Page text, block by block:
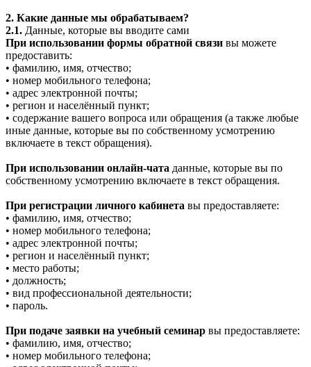
2. Какие данные мы обрабатываем?
2.1. Данные, которые вы вводите сами
При использовании формы обратной связи вы можете
предоставить:
• фамилию, имя, отчество;
• номер мобильного телефона;
• адрес электронной почты;
• регион и населённый пункт;
• содержание вашего вопроса или обращения (а также любые
иные данные, которые вы по собственному усмотрению
включаете в текст обращения).
При использовании онлайн-чата данные, которые вы по
собственному усмотрению включаете в текст обращения.
При регистрации личного кабинета вы предоставляете:
• фамилию, имя, отчество;
• номер мобильного телефона;
• адрес электронной почты;
• регион и населённый пункт;
• место работы;
• должность;
• вид профессиональной деятельности;
• пароль.
При подаче заявки на учебный семинар вы предоставляете:
• фамилию, имя, отчество;
• номер мобильного телефона;